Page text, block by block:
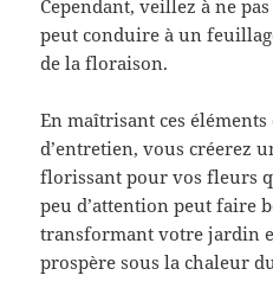
Cependant, veillez à ne
peut conduire à un
de la floraison.
En maîtrisant ces éléments
d’entretien, vous créerez
florissant pour vos fleurs
peu d’attention peut faire
transformant votre jardin
prospère sous la chaleur